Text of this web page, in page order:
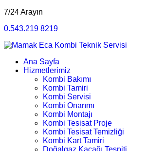
7/24 Arayın
0.543.219 8219
Ana Sayfa
Hizmetlerimiz
Kombi Bakımı
Kombi Tamiri
Kombi Servisi
Kombi Onarımı
Kombi Montajı
Kombi Tesisat Proje
Kombi Tesisat Temizliği
Kombi Kart Tamiri
Doğalgaz Kaçağı Tespiti